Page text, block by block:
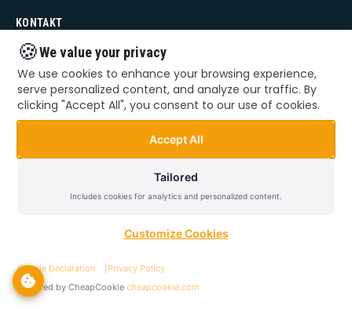
KONTAKT
66 55 22 48
kontakt@danskteknik.dk
Alle dage: 09:00 - 22:00
Erhvervsydelser
🍪We value your privacy
We use cookies to enhance your browsing experience,
serve personalized content, and analyze our traffic. By
clicking "Accept All", you consent to our use of cookies.
Accept All
Tailored
Includes cookies for analytics and personalized content.
Customize Cookies
Cookie Declaration
Privacy Policy
Powered by CheapCookiecheapcookie.com